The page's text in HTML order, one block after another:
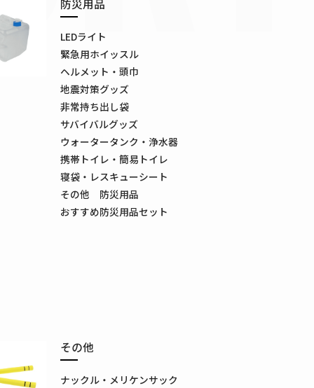
防災用品
LEDライト
緊急用ホイッスル
ヘルメット・頭巾
地震対策グッズ
非常持ち出し袋
サバイバルグッズ
ウォータータンク・浄水器
携帯トイレ・簡易トイレ
寝袋・レスキューシート
その他 防災用品
おすすめ防災用品セット
その他
ナックル・メリケンサック